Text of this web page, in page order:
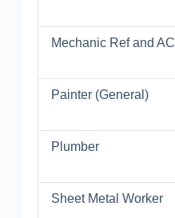
Mechanic Ref and AC
Painter (General)
Plumber
Sheet Metal Worker